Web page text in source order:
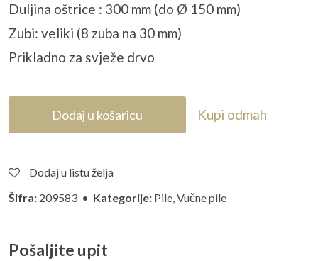
Duljina oštrice : 300 mm (do Ø 150 mm)
Zubi: veliki (8 zuba na 30 mm)
Prikladno za svježe drvo
Dodaj u košaricu Kupi odmah
Dodaj u listu želja
Šifra: 209583 • Kategorije: Pile,Vučne pile
Pošaljite upit